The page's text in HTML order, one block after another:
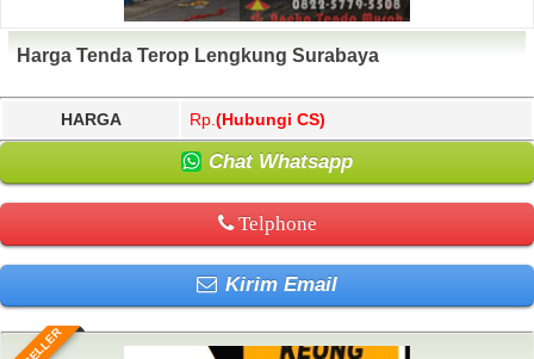
Harga Tenda Terop Lengkung Surabaya
HARGA Rp. (Hubungi CS)
Chat Whatsapp
Telphone
Kirim Email